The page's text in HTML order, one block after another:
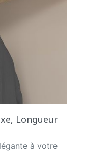
Longueur
à votre